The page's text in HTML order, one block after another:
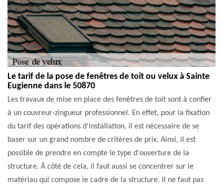
Le tarif de la pose de fenêtres de toit ou velux à Sainte
Eugienne dans le 50870
Les travaux de mise en place des fenêtres de toit sont à confier
à un couvreur-zingueur professionnel. En effet, pour la fixation
du tarif des opérations d'installation, il est nécessaire de se
baser sur un grand nombre de critères de prix. Ainsi, il est
possible de prendre en compte le type d'ouverture de la
structure. À côté de cela, il faut aussi se concentrer sur le
matériau qui compose le cadre de la structure. Il ne faut pas